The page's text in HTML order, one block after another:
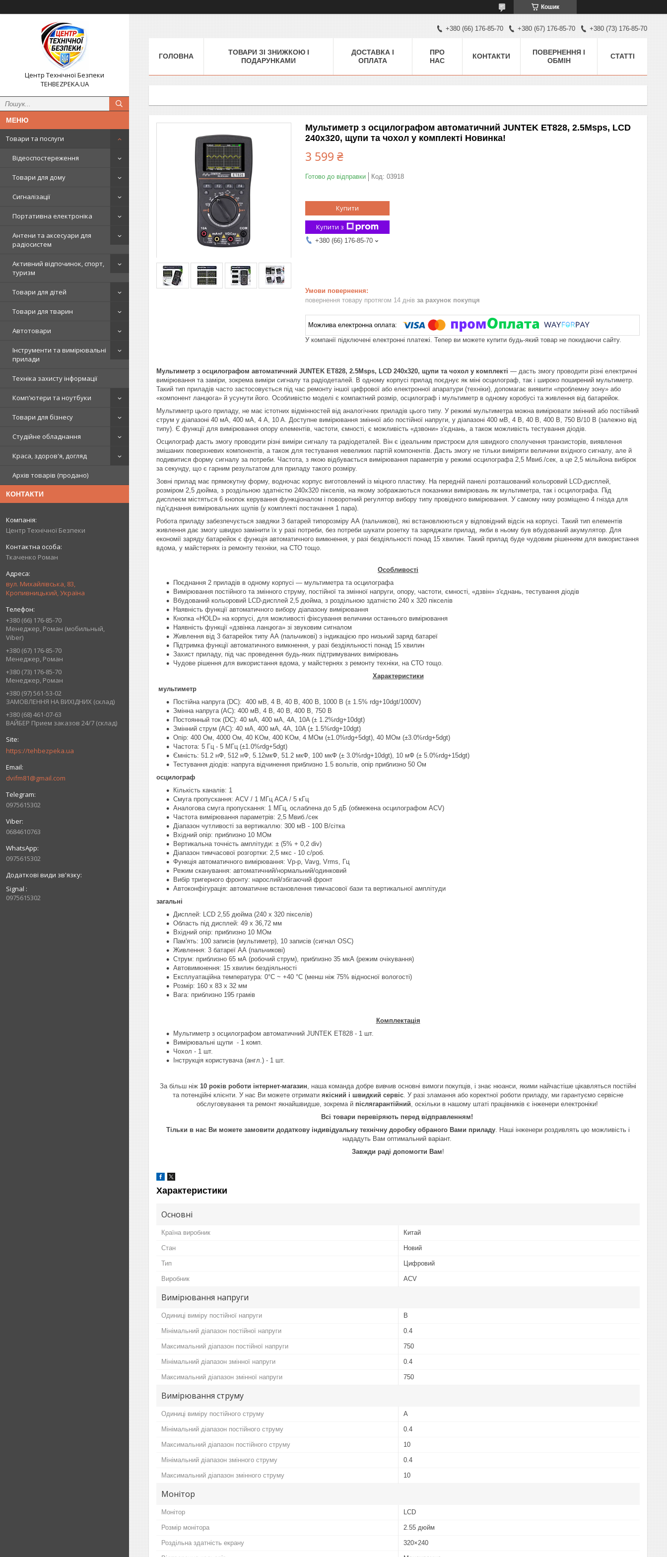
Кошик
Центр Технічної Безпеки
TEHBEZPEKA.UA
Товари та послуги
Відеоспостереження
Товари для дому
Сигналізації
Портативна електроніка
Антени та аксесуари для
радіосистем
Активний відпочинок, спорт,
туризм
Товари для дітей
Товари для тварин
Автотовари
Інструменти та вимірювальні
прилади
Техніка захисту інформації
Комп'ютери та ноутбуки
Товари для бізнесу
Студійне обладнання
Краса, здоров'я, догляд
Архів товарів (продано)
КОНТАКТИ
Центр Технічної Безпеки
Ткаченко Роман
вул. Михайлівська, 83,
Кропивницький, Україна
+380 (66) 176-85-70
Менеджер, Роман (мобильный,
Viber)
+380 (67) 176-85-70
Менеджер, Роман
+380 (73) 176-85-70
Менеджер, Роман
+380 (97) 561-53-02
ЗАМОВЛЕННЯ НА ВИХІДНИХ (склад)
+380 (68) 461-07-63
ВАЙБЕР Прием заказов 24/7 (склад)
https://tehbezpeka.ua
dvifm81@gmail.com
0975615302
0684610763
0975615302
Signal
0975615302
+380 (66) 176-85-70 +380 (67) 176-85-70 +380 (73) 176-85-70
ГОЛОВНА
ТОВАРИ ЗІ ЗНИЖКОЮ І
ПОДАРУНКАМИ
ДОСТАВКА І
ОПЛАТА
ПРО
НАС
КОНТАКТИ
ПОВЕРНЕННЯ І
ОБМІН
СТАТТІ
Мультиметр з осцилографом автоматичний JUNTEK ET828, 2.5Msps, LCD
240x320, щупи та чохол у комплекті Новинка!
3 599 ₴
Готово до відправки Код: 03918
Купити
Купити з
+380 (66) 176-85-70
повернення товару протягом 14 днів за рахунок покупця
У компанії підключені електронні платежі. Тепер ви можете купити будь-який товар не покидаючи сайту.
Мультиметр з осцилографом автоматичний JUNTEK ET828, 2.5Msps, LCD 240x320, щупи та чохол у комплекті — дасть змогу проводити різні електричні
вимірювання та заміри, зокрема виміри сигналу та радіодеталей. В одному корпусі прилад поєднує як міні осцилограф, так і широко поширений мультиметр.
Такий тип приладів часто застосовується під час ремонту іншої цифрової або електронної апаратури (техніки), допомагає виявити «проблемну зону» або
«компонент ланцюга» й усунути його. Особливістю моделі є компактний розмір, осцилограф і мультиметр в одному коробусі та живлення від батарейок.
Мультиметр цього приладу, не має істотних відмінностей від аналогічних приладів цього типу. У режимі мультиметра можна вимірювати змінний або постійний
струм у діапазоні 40 мА, 400 мА, 4 A, 10 A. Доступне вимірювання змінної або постійної напруги, у діапазоні 400 мВ, 4 В, 40 В, 400 В, 750 В/10 В (залежно від
типу). Є функції для вимірювання опору елементів, частоти, ємності, є можливість «дзвони» з'єднань, а також можливість тестування діодів.
Осцилограф дасть змогу проводити різні виміри сигналу та радіодеталей. Він є ідеальним пристроєм для швидкого сполучення транзисторів, виявлення
змішаних поверхневих компонентів, а також для тестування невеликих партій компонентів. Дасть змогу не тільки виміряти величини вхідного сигналу, але й
подивитися форму сигналу за потреби. Частота, з якою відбувається вимірювання параметрів у режимі осцилографа 2,5 Мвиб./сек, а це 2,5 мільйона вибірок
за секунду, що є гарним результатом для приладу такого розміру.
Зовні прилад має прямокутну форму, водночас корпус виготовлений із міцного пластику. На передній панелі розташований кольоровий LCD-дисплей,
розміром 2,5 дюйма, з роздільною здатністю 240х320 пікселів, на якому зображаються показники вимірювань як мультиметра, так і осцилографа. Під
дисплеєм містяться 6 кнопок керування функціоналом і поворотний регулятор вибору типу провідного вимірювання. У самому низу розміщено 4 гнізда для
під'єднання вимірювальних щупів (у комплекті постачання 1 пара).
Робота приладу забезпечується завдяки 3 батарей типорозміру АА (пальчикові), які встановлюються у відповідний відсік на корпусі. Такий тип елементів
живлення дає змогу швидко замінити їх у разі потреби, без потреби шукати розетку та заряджати прилад, якби в ньому був вбудований акумулятор. Для
економії заряду батарейок є функція автоматичного вимкнення, у разі бездіяльності понад 15 хвилин. Такий прилад буде чудовим рішенням для використання
вдома, у майстернях із ремонту техніки, на СТО тощо.
Особливості
Поєднання 2 приладів в одному корпусі — мультиметра та осцилографа
Вимірювання постійного та змінного струму, постійної та змінної напруги, опору, частоти, ємності, «дзвін» з'єднань, тестування діодів
Вбудований кольоровий LCD-дисплей 2,5 дюйма, з роздільною здатністю 240 х 320 пікселів
Наявність функції автоматичного вибору діапазону вимірювання
Кнопка «HOLD» на корпусі, для можливості фіксування величини останнього вимірювання
Наявність функції «дзвінка ланцюга» зі звуковим сигналом
Живлення від 3 батарейок типу АА (пальчикові) з індикацією про низький заряд батареї
Підтримка функції автоматичного вимкнення, у разі бездіяльності понад 15 хвилин
Захист приладу, під час проведення будь-яких підтримуваних вимірювань
Чудове рішення для використання вдома, у майстернях з ремонту техніки, на СТО тощо.
Характеристики
мультиметр
Постійна напруга (DC): 400 мВ, 4 В, 40 В, 400 В, 1000 В (± 1.5% rdg+10dgt/1000V)
Змінна напруга (AC): 400 мВ, 4 В, 40 В, 400 В, 750 В
Постоянный ток (DC): 40 мА, 400 мА, 4A, 10A (± 1.2%rdg+10dgt)
Змінний струм (AC): 40 мА, 400 мА, 4A, 10A (± 1.5%rdg+10dgt)
Опір: 400 Ом, 4000 Ом, 40 KОм, 400 KОм, 4 MОм (±1.0%rdg+5dgt), 40 MОм (±3.0%rdg+5dgt)
Частота: 5 Гц - 5 МГц (±1.0%rdg+5dgt)
Ємність: 51.2 нФ, 512 нФ, 5.12мкФ, 51.2 мкФ, 100 мкФ (± 3.0%rdg+10dgt), 10 мФ (± 5.0%rdg+15dgt)
Тестування діодів: напруга відчинення приблизно 1.5 вольтів, опір приблизно 50 Ом
осцилограф
Кількість каналів: 1
Смуга пропускання: ACV / 1 МГц ACA / 5 кГц
Аналогова смуга пропускання: 1 МГц, ослаблена до 5 дБ (обмежена осцилографом ACV)
Частота вимірювання параметрів: 2,5 Мвиб./сек
Діапазон чутливості за вертикаллю: 300 мВ - 100 В/сітка
Вхідний опір: приблизно 10 МОм
Вертикальна точність амплітуди: ± (5% + 0,2 div)
Діапазон тимчасової розгортки: 2,5 мкс - 10 с/роб.
Функція автоматичного вимірювання: Vp-p, Vavg, Vrms, Гц
Режим сканування: автоматичний/нормальний/одинковий
Вибір тригерного фронту: нарослий/збігаючий фронт
Автоконфігурація: автоматичне встановлення тимчасової бази та вертикальної амплітуди
загальні
Дисплей: LCD 2,55 дюйма (240 х 320 пікселів)
Область під дисплей: 49 x 36,72 мм
Вхідний опір: приблизно 10 МОм
Пам'ять: 100 записів (мультиметр), 10 записів (сигнал OSC)
Живлення: 3 батареї АА (пальчикові)
Струм: приблизно 65 мА (робочий струм), приблизно 35 мкА (режим очікування)
Автовимкнення: 15 хвилин бездіяльності
Експлуатаційна температура: 0°C ~ +40 °C (менш ніж 75% відносної вологості)
Розмір: 160 х 83 х 32 мм
Вага: приблизно 195 грамів
Комплектація
Мультиметр з осцилографом автоматичний JUNTEK ET828 - 1 шт.
Вимірювальні щупи - 1 комп.
Чохол - 1 шт.
Інструкція користувача (англ.) - 1 шт.
За більш ніж 10 років роботи інтернет-магазин , наша команда добре вивчив основні вимоги покупців, і знає нюанси, якими найчастіше цікавляться постійні
та потенційні клієнти. У нас Ви можете отримати якісний і швидкий сервіс . У разі зламання або коректної роботи приладу, ми гарантуємо сервісне
обслуговування та ремонт якнайшвидше, зокрема й післягарантійний , оскільки в нашому штаті працівників є інженери електроніки!
Всі товари перевіряють перед відправленням!
Тільки в нас Ви можете замовити додаткову індивідуальну технічну доробку обраного Вами приладу . Наші інженери роздивлять цю можливість і
нададуть Вам оптимальний варіант.
Завжди раді допомогти Вам!
Характеристики
Основні
Країна виробник Китай
Стан Новий
Тип Цифровий
Виробник ACV
Вимірювання напруги
Одиниці виміру постійної напруги В
Мінімальний діапазон постійної напруги 0.4
Максимальний діапазон постійної напруги 750
Мінімальний діапазон змінної напруги 0.4
Максимальний діапазон змінної напруги 750
Вимірювання струму
Одиниці виміру постійного струму А
Мінімальний діапазон постійного струму 0.4
Максимальний діапазон постійного струму 10
Мінімальний діапазон змінного струму 0.4
Максимальний діапазон змінного струму 10
Монітор
Монітор LCD
Розмір монітора 2.55 дюйм
Роздільна здатність екрану 320×240